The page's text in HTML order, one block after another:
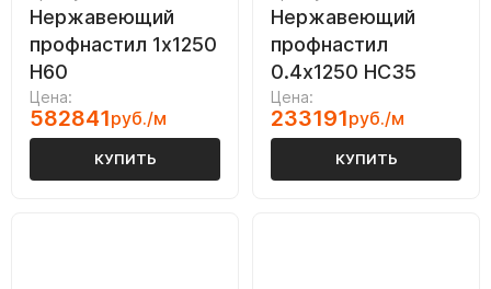
Нержавеющий
профнастил 1х1250
Н60
Цена:
582841руб./м
КУПИТЬ
Нержавеющий
профнастил
0.4х1250 НС35
Цена:
233191руб./м
КУПИТЬ